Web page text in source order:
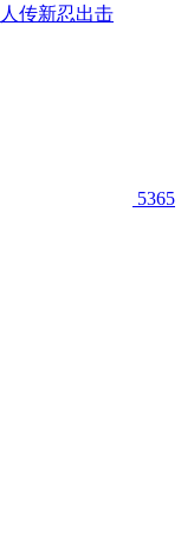
传新忍出击
5365